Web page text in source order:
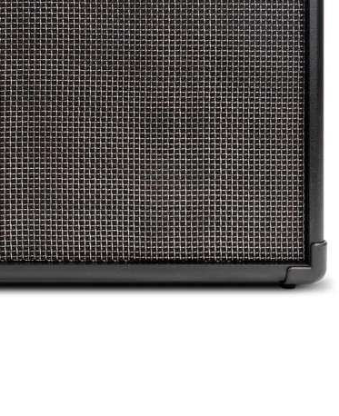
.
micrófono
.
bateria
. violin